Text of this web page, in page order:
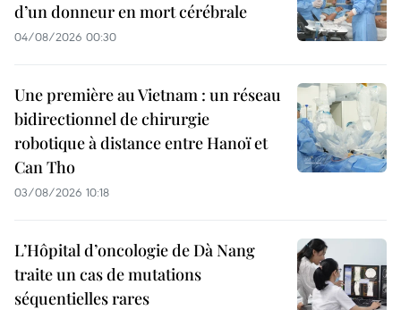
d’un donneur en mort cérébrale
04/08/2026 00:30
Une première au Vietnam : un réseau
bidirectionnel de chirurgie
robotique à distance entre Hanoï et
Can Tho
03/08/2026 10:18
L’Hôpital d’oncologie de Dà Nang
traite un cas de mutations
séquentielles rares